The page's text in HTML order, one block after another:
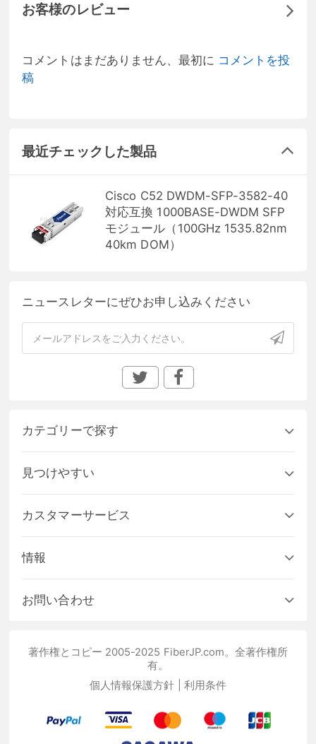
お客様のレビュー
コメントはまだありません、最初に コメントを投
稿
最近チェックした製品
Cisco C52 DWDM-SFP-3582-40
対応互換 1000BASE-DWDM SFP
モジュール（100GHz 1535.82nm
40km DOM）
ニュースレターにぜひお申し込みください
カテゴリーで探す
見つけやすい
カスタマーサービス
情報
お問い合わせ
著作権とコピー 2005-2025 FiberJP.com。全著作権所
有。
個人情報保護方針
利用条件